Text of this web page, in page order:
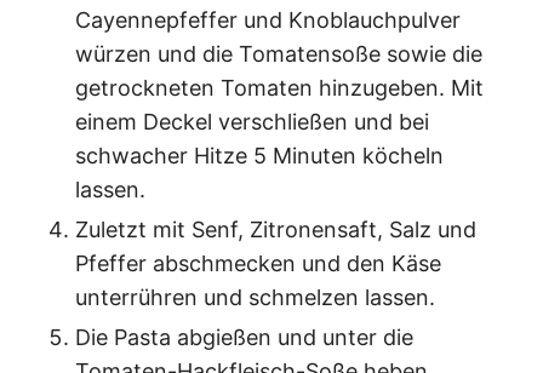
Cayennepfeffer und Knoblauchpulver
würzen und die Tomatensoße sowie die
getrockneten Tomaten hinzugeben. Mit
einem Deckel verschließen und bei
schwacher Hitze 5 Minuten köcheln
lassen.
Zuletzt mit Senf, Zitronensaft, Salz und
Pfeffer abschmecken und den Käse
unterrühren und schmelzen lassen.
Die Pasta abgießen und unter die